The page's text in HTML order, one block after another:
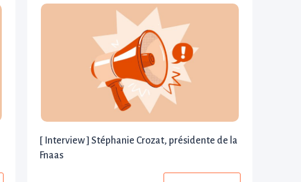
[ Interview ] Stéphanie Crozat, présidente de la
Fnaas